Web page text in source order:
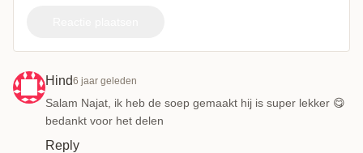
Hind6 jaar geleden
Salam Najat, ik heb de soep gemaakt hij is super lekker 😋
bedankt voor het delen
Reply